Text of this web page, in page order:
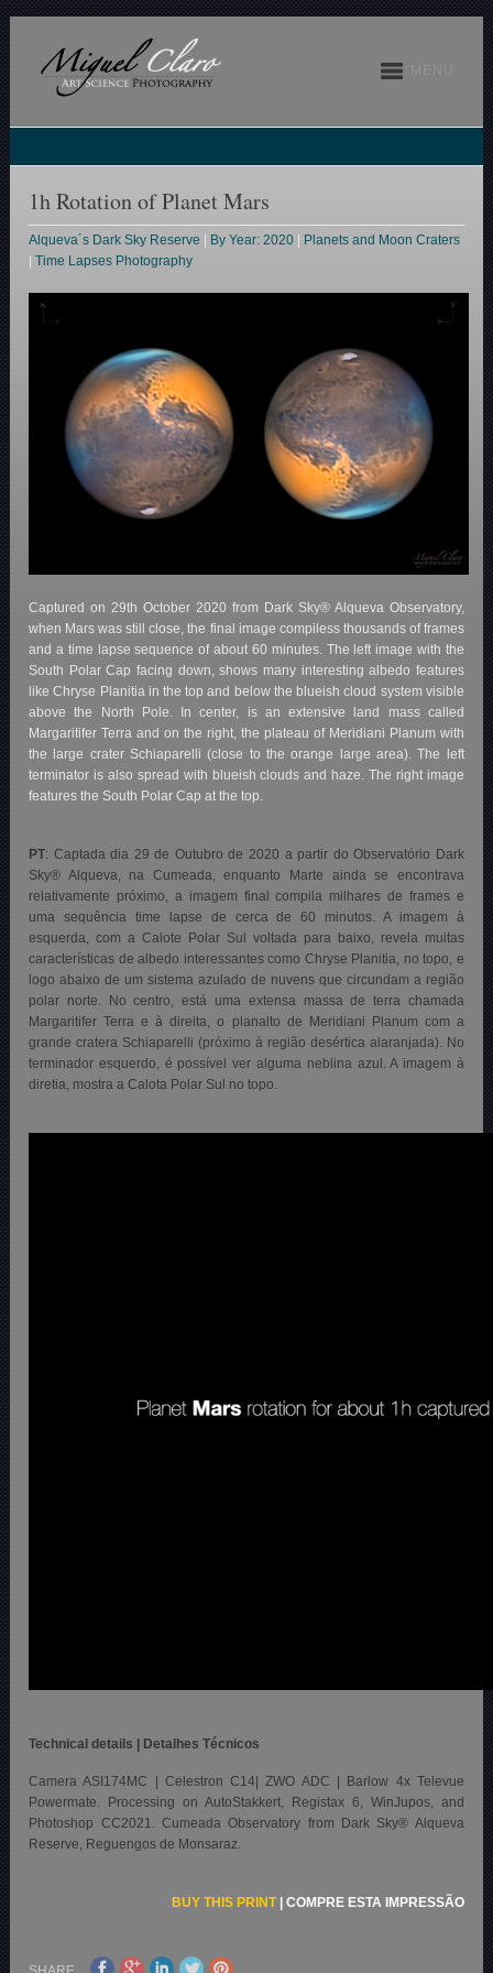
1h Rotation of Planet Mars
Alqueva´s Dark Sky Reserve By Year: 2020
Planets and Moon Craters
|Time Lapses Photography
Captured on 29th October 2020 from Dark Sky® Alqueva Observatory,
when Mars was still close, the final image compiless thousands of frames
and a time lapse sequence of about 60 minutes. The left image with the
South Polar Cap facing down, shows many interesting albedo features
like Chryse Planitia in the top and below the blueish cloud system visible
above the North Pole. In center, is an extensive land mass called
Margaritifer Terra and on the right, the plateau of Meridiani Planum with
the large crater Schiaparelli (close to the orange large area). The left
terminator is also spread with blueish clouds and haze. The right image
features the South Polar Cap at the top.
PT: Captada dia 29 de Outubro de 2020 a partir do Observatório Dark
Sky® Alqueva, na Cumeada, enquanto Marte ainda se encontrava
relativamente próximo, a imagem final compila milhares de frames e
uma sequência time lapse de cerca de 60 minutos. A imagem à
esquerda, com a Calote Polar Sul voltada para baixo, revela muitas
características de albedo interessantes como Chryse Planitia, no topo, e
logo abaixo de um sistema azulado de nuvens que circundam a região
polar norte. No centro, está uma extensa massa de terra chamada
Margaritifer Terra e à direita, o planalto de Meridiani Planum com a
grande cratera Schiaparelli (próximo à região desértica alaranjada). No
terminador esquerdo, é possível ver alguma neblina azul. A imagem à
diretia, mostra a Calota Polar Sul no topo.
Technical details | Detalhes Técnicos
Camera ASI174MC | Celestron C14| ZWO ADC | Barlow 4x Televue
Powermate. Processing on AutoStakkert, Registax 6, WinJupos, and
Photoshop CC2021. Cumeada Observatory from Dark Sky® Alqueva
Reserve, Reguengos de Monsaraz.
BUY THIS PRINT COMPRE ESTA IMPRESSÃO